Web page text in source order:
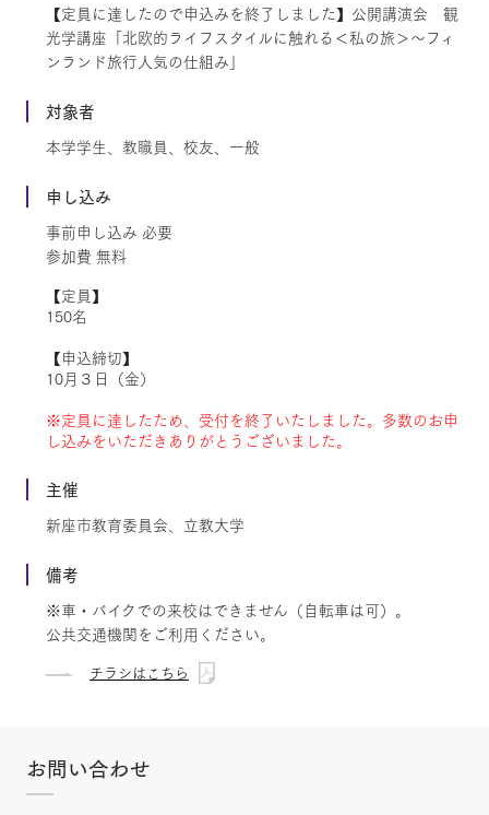
【定員に達したので申込みを終了しました】公開講演会 観
光学講座「北欧的ライフスタイルに触れる＜私の旅＞～フィ
ンランド旅行人気の仕組み」
対象者
本学学生、教職員、校友、一般
申し込み
事前申し込み 必要
参加費 無料
【定員】
150名
【申込締切】
10月３日（金）
※定員に達したため、受付を終了いたしました。多数のお申
し込みをいただきありがとうございました。
主催
新座市教育委員会、立教大学
備考
※車・バイクでの来校はできません（自転車は可）。
公共交通機関をご利用ください。
チラシはこちら
お問い合わせ